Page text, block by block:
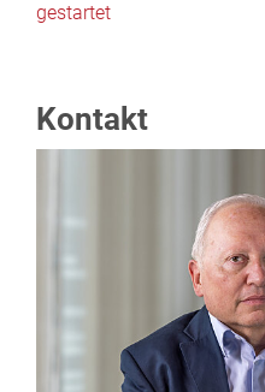
gestartet
Kontakt